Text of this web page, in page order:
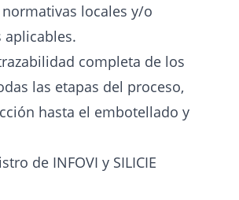
locales y/o
aplicables.
completa de los
las etapas del proceso,
hasta el embotellado y
de INFOVI y SILICIE